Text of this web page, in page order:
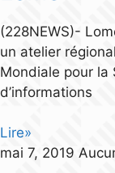
(228NEWS)-
un atelier
Mondiale pour la
d’informations
Lire»
mai 7, 2019